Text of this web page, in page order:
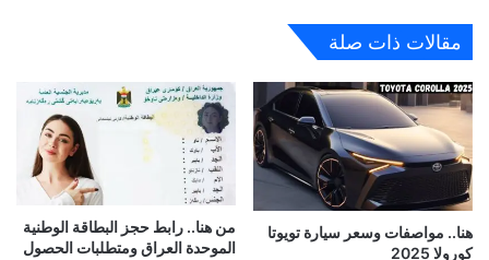
مقالات ذات صلة
هنا.. مواصفات وسعر سيارة تويوتا
كورولا 2025
من هنا.. رابط حجز البطاقة الوطنية
الموحدة العراق ومتطلبات الحصول